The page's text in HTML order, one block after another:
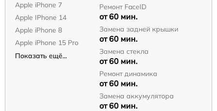
Apple iPhone 7
Apple IPhone 14
Apple iPhone 8
Apple iPhone 15 Pro
Показать ещё...
Ремонт FaceID
от 60 мин.
Замена задней крышки
от 60 мин.
Замена стекла
от 60 мин.
Ремонт динамика
от 60 мин.
Замена аккумулятора
от 60 мин.